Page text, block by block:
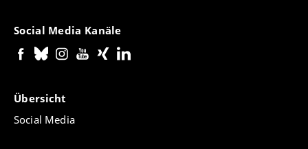
Social Media Kanäle
Übersicht
Social Media